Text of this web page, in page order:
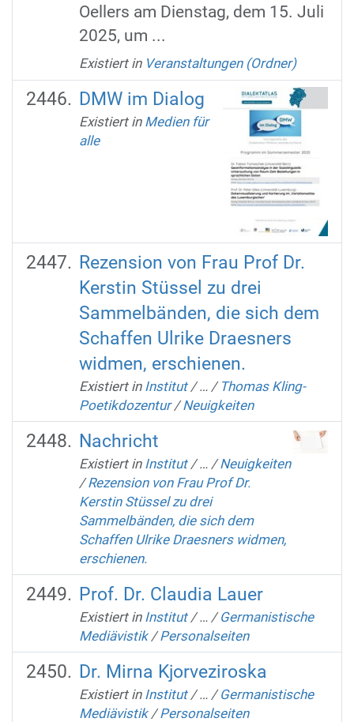
Oellers am Dienstag, dem 15. Juli
2025, um ...
Existiert in Veranstaltungen (Ordner)
DMW im Dialog
Existiert in Medien für
alle
Rezension von Frau Prof Dr.
Kerstin Stüssel zu drei
Sammelbänden, die sich dem
Schaffen Ulrike Draesners
widmen, erschienen.
Existiert in Institut /… / Thomas Kling-
Poetikdozentur /Neuigkeiten
Nachricht
Existiert in Institut /… /Neuigkeiten
/Rezension von Frau Prof Dr.
Kerstin Stüssel zu drei
Sammelbänden, die sich dem
Schaffen Ulrike Draesners widmen,
erschienen.
Prof. Dr. Claudia Lauer
Existiert in Institut /… /Germanistische
Mediävistik /Personalseiten
Dr. Mirna Kjorveziroska
Existiert in Institut /… /Germanistische
Mediävistik /Personalseiten